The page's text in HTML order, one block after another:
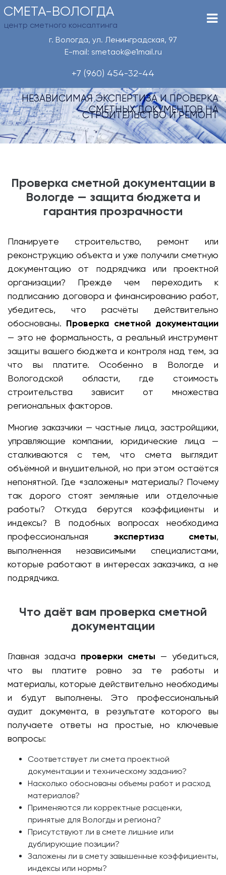
СМЕТА-ВОЛОГДА
центр сметного консалтинга
г. Вологда, ул. Ленинградская, 97
E-mail: smetaok@e1mail.ru
+7 (960) 454-32-44
НЕЗАВИСИМАЯ ЭКСПЕРТИЗА И ПРОВЕРКА
СМЕТНЫХ ДОКУМЕНТОВ НА
СТРОИТЕЛЬСТВО И РЕМОНТ
Проверка сметной документации в
Вологде — защита бюджета и
гарантия прозрачности
Планируете строительство, ремонт или
реконструкцию объекта и уже получили сметную
документацию от подрядчика или проектной
организации? Прежде чем переходить к
подписанию договора и финансированию работ,
убедитесь, что расчёты действительно
обоснованы. Проверка сметной документации
— это не формальность, а реальный инструмент
защиты вашего бюджета и контроля над тем, за
что вы платите. Особенно в Вологде и
Вологодской области, где стоимость
строительства зависит от множества
региональных факторов.
Многие заказчики — частные лица, застройщики,
управляющие компании, юридические лица —
сталкиваются с тем, что смета выглядит
объёмной и внушительной, но при этом остаётся
непонятной. Где «заложены» материалы? Почему
так дорого стоят земляные или отделочные
работы? Откуда берутся коэффициенты и
индексы? В подобных вопросах необходима
профессиональная экспертиза сметы,
выполненная независимыми специалистами,
которые работают в интересах заказчика, а не
подрядчика.
Что даёт вам проверка сметной
документации
Главная задача проверки сметы — убедиться,
что вы платите ровно за те работы и
материалы, которые действительно необходимы
и будут выполнены. Это профессиональный
аудит документа, в результате которого вы
получаете ответы на простые, но ключевые
вопросы:
Соответствует ли смета проектной
документации и техническому заданию?
Насколько обоснованы объемы работ и расход
материалов?
Применяются ли корректные расценки,
принятые для Вологды и региона?
Присутствуют ли в смете лишние или
дублирующие позиции?
Заложены ли в смету завышенные коэффициенты,
индексы или нормы?